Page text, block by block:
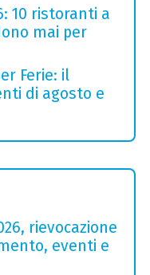
10 ristoranti a
mai per
Ferie: il
di agosto e
rievocazione
eventi e